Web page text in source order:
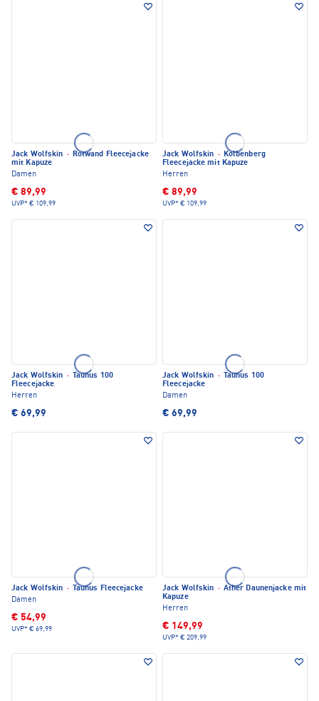
Jack Wolfskin · Rotwand Fleecejacke
mit Kapuze
Damen
€ 89,99
UVP* € 109,99
Jack Wolfskin · Kolbenberg
Fleecejacke mit Kapuze
Herren
€ 89,99
UVP* € 109,99
Jack Wolfskin ·
Taunus 100
Fleecejacke
Herren
€ 69,99
Jack Wolfskin ·
Taunus 100
Fleecejacke
Damen
€ 69,99
Jack Wolfskin ·
Taunus Fleecejacke
Damen
€ 54,99
UVP* € 69,99
Jack Wolfskin · Ather Daunenjacke mit
Kapuze
Herren
€ 149,99
UVP* € 209,99